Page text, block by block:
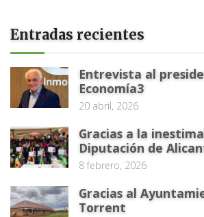
Entradas recientes
Entrevista al
Economía3
20 abril, 2026
Gracias a la
Diputación de
8 febrero, 2026
Gracias al
Torrent